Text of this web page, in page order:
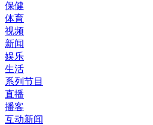
保健
体育
视频
新闻
娱乐
生活
系列节目
直播
播客
互动新闻